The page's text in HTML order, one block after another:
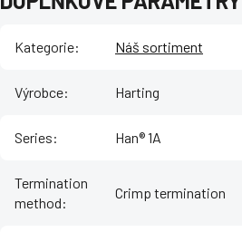
Kategorie: Náš sortiment
Výrobce: Harting
Series: Han® 1A
Termination
method:
Crimp termination